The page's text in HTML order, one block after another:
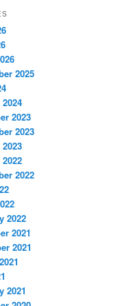
2025
2023
2023
2022
2022
2021
2021
2021